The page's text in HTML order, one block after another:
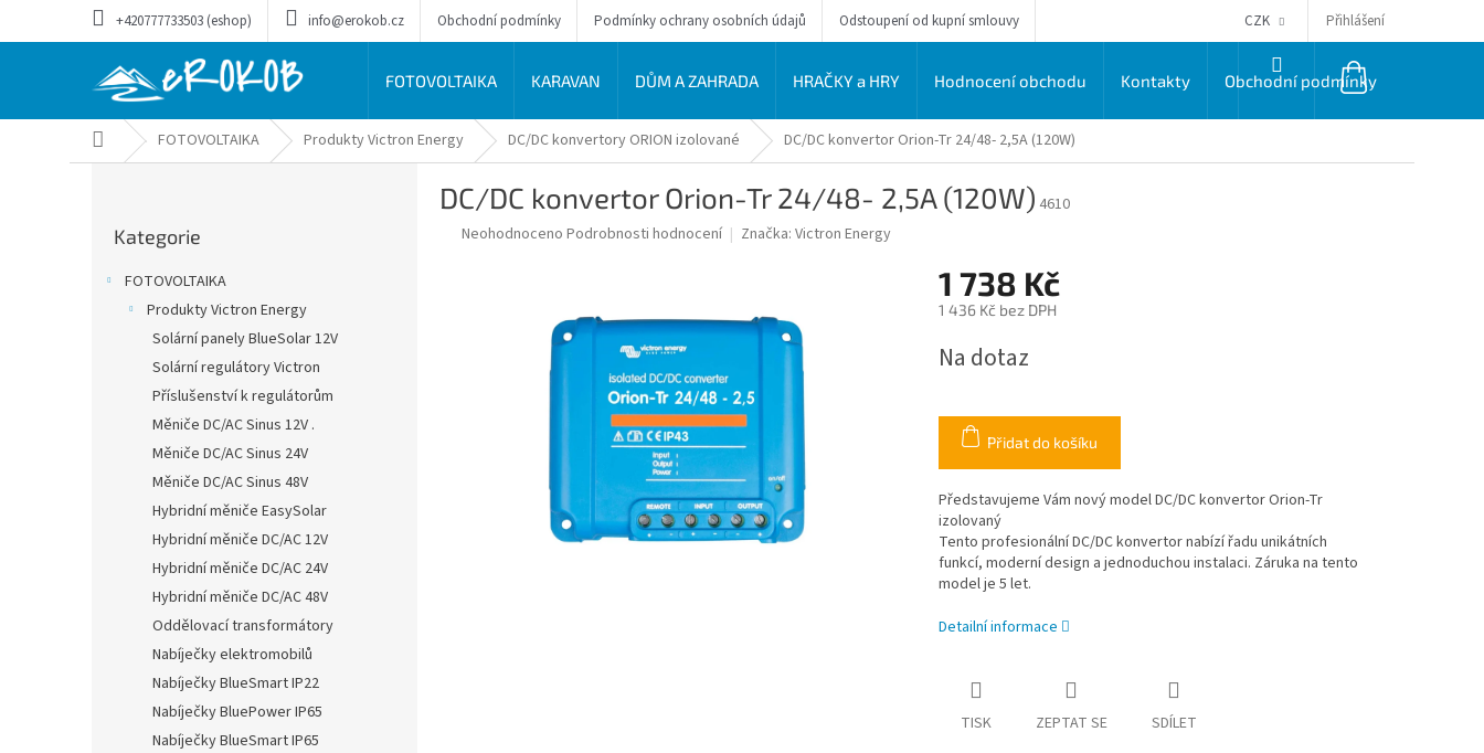
+420777733503 (eshop) info@erokob.cz Obchodní podmínky Podmínky ochrany osobních údajů Odstoupení od kupní smlouvy CZK Přihlášení
NÁKUPNÍ
KOŠÍK
FOTOVOLTAIKA KARAVAN DŮM A ZAHRADA HRAČKY a HRY Hodnocení obchodu Kontakty Obchodní podmínky
Domů FOTOVOLTAIKA Produkty Victron Energy DC/DC konvertory ORION izolované DC/DC konvertor Orion-Tr 24/48- 2,5A (120W)
kategorie
Kategorie
FOTOVOLTAIKA
Produkty Victron Energy
Solární panely BlueSolar 12V
Solární regulátory Victron
Příslušenství k regulátorům
Měniče DC/AC Sinus 12V .
Měniče DC/AC Sinus 24V
Měniče DC/AC Sinus 48V
Hybridní měniče EasySolar
Hybridní měniče DC/AC 12V
Hybridní měniče DC/AC 24V
Hybridní měniče DC/AC 48V
Oddělovací transformátory
Nabíječky elektromobilů
Nabíječky BlueSmart IP22
Nabíječky BluePower IP65
Nabíječky BlueSmart IP65
DC/DC konvertor Orion-Tr 24/48- 2,5A (120W) 4610
Průměrné
Neohodnoceno Podrobnosti hodnocení Značka: Victron Energy
1 738 Kč
1 436 Kč bez DPH
cena:
Na dotaz
Přidat do košíku
Představujeme Vám nový model DC/DC konvertor Orion-Tr
izolovaný
Tento profesionální DC/DC konvertor nabízí řadu unikátních
funkcí, moderní design a jednoduchou instalaci. Záruka na tento
model je 5 let.
Detailní informace
TISK ZEPTAT SE SDÍLET